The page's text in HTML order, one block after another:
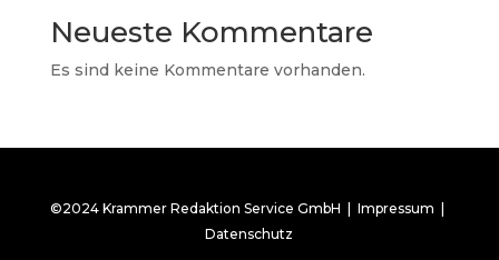
Neueste Kommentare
Es sind keine Kommentare vorhanden.
©2024 Krammer Redaktion Service GmbH |Impressum |
Datenschutz